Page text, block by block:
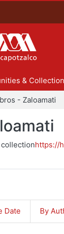
&
- Zaloamati
https://
Date By